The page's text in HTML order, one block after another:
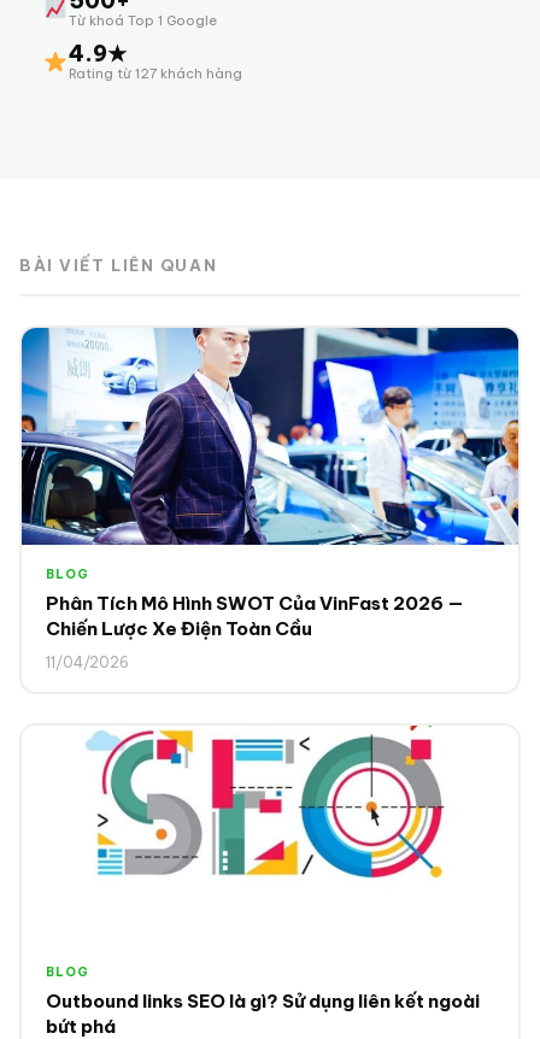
Từ khoá Top 1 Google
4.9★
Rating từ 127 khách hàng
BÀI VIẾT LIÊN QUAN
BLOG
Phân Tích Mô Hình SWOT Của VinFast 2026 —
Chiến Lược Xe Điện Toàn Cầu
11/04/2026
BLOG
Outbound links SEO là gì? Sử dụng liên kết ngoài
bứt phá